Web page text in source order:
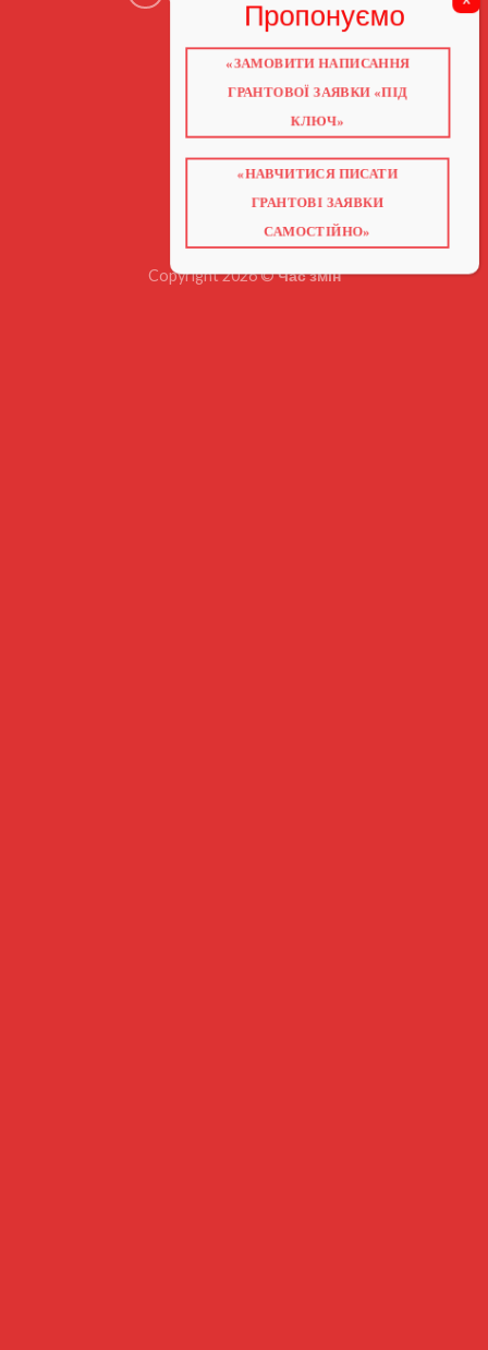
ГОЛОВНА
ГРАНТИ 2026
НАВЧАННЯ
КНИГИ
ВІДЕО ПРО ГРАНТИ
Copyright 2026 ©Час змін
«ЗАМОВИТИ НАПИСАННЯ
ГРАНТОВОЇ ЗАЯВКИ «ПІД
КЛЮЧ»
«НАВЧИТИСЯ ПИСАТИ
ГРАНТОВІ ЗАЯВКИ
САМОСТІЙНО»